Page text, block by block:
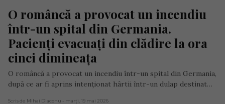
O româncă a provocat un incendiu
într-un spital din Germania.
Pacienți evacuați din clădire la ora
cinci dimineața
O româncă a provocat un incendiu într-un spital din Germania,
după ce ar fi aprins intenționat hârtii într-un dulap destinat…
Scris de Mihai Diaconu - marți, 19 mai 2026